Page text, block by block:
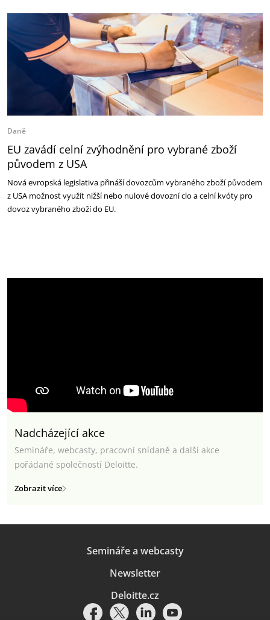
Daně
EU zavádí celní zvýhodnění pro vybrané zboží
původem z USA
Nová evropská legislativa přináší dovozcům vybraného zboží původem
z USA možnost využít nižší nebo nulové dovozní clo a celní kvóty pro
dovoz vybraného zboží do EU.
Nadcházející akce
Semináře, webcasty, pracovní snídaně a další akce
pořádané společností Deloitte.
Zobrazit více
Semináře a webcasty
Newsletter
Deloitte.cz